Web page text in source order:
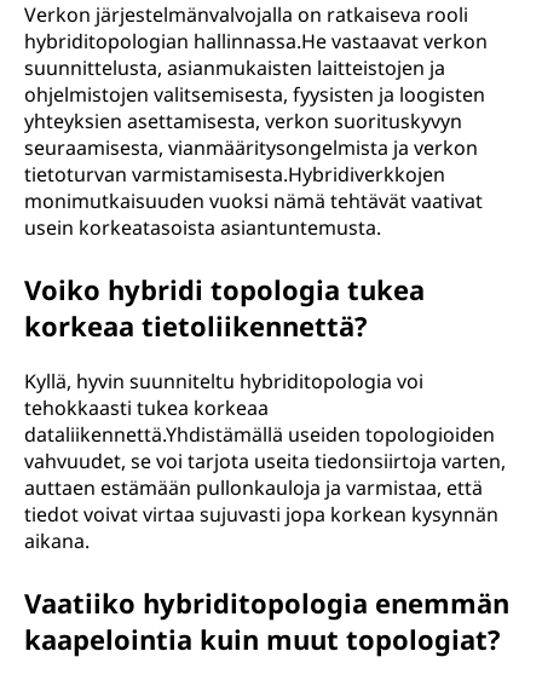
Verkon järjestelmänvalvojalla on ratkaiseva rooli
hybriditopologian hallinnassa.He vastaavat verkon
suunnittelusta, asianmukaisten laitteistojen ja
ohjelmistojen valitsemisesta, fyysisten ja loogisten
yhteyksien asettamisesta, verkon suorituskyvyn
seuraamisesta, vianmääritysongelmista ja verkon
tietoturvan varmistamisesta.Hybridiverkkojen
monimutkaisuuden vuoksi nämä tehtävät vaativat
usein korkeatasoista asiantuntemusta.
Voiko hybridi topologia tukea
korkeaa tietoliikennettä?
Kyllä, hyvin suunniteltu hybriditopologia voi
tehokkaasti tukea korkeaa
dataliikennettä.Yhdistämällä useiden topologioiden
vahvuudet, se voi tarjota useita tiedonsiirtoja varten,
auttaen estämään pullonkauloja ja varmistaa, että
tiedot voivat virtaa sujuvasti jopa korkean kysynnän
aikana.
Vaatiiko hybriditopologia enemmän
kaapelointia kuin muut topologiat?